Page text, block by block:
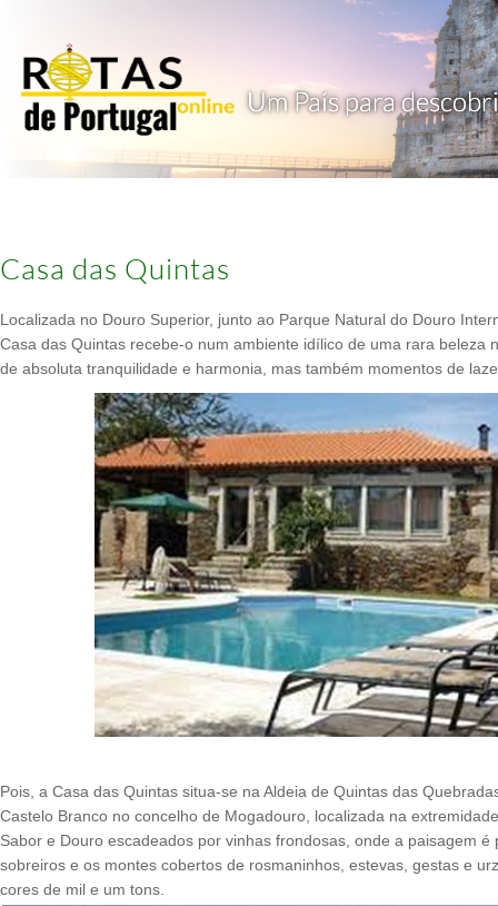
Casa das Quintas
Localizada no Douro Superior, junto ao Parque Natural do Douro
Casa das Quintas recebe-o num ambiente idílico de uma rara beleza
de absoluta tranquilidade e harmonia, mas também momentos de
Pois, a Casa das Quintas situa-se na Aldeia de Quintas das
Castelo Branco no concelho de Mogadouro, localizada na
Sabor e Douro escadeados por vinhas frondosas, onde a paisagem
sobreiros e os montes cobertos de rosmaninhos, estevas, gestas e
cores de mil e um tons.